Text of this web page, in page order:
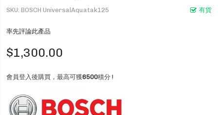
有貨
SKU BOSCH UniversalAquatak125
率先評論此產品
$1,300.00
會員登入後購買，最高可獲6500積分 !